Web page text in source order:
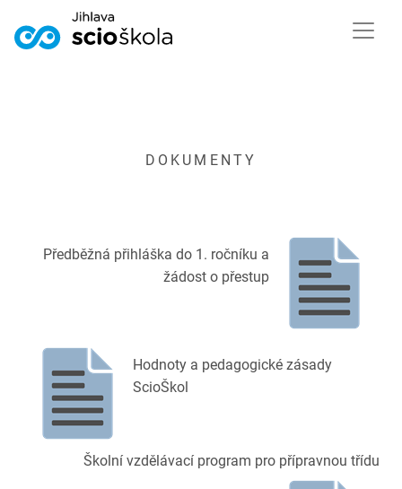
DOKUMENTY
Předběžná přihláška do 1. ročníku a
žádost o přestup
Hodnoty a pedagogické zásady
ScioŠkol
Školní vzdělávací program pro přípravnou třídu